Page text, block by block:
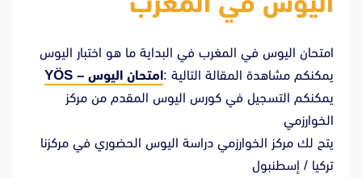
امتحان اليوس في المغرب في البداية ما هو اختبار اليوس
يمكنكم مشاهدة المقالة التالية :امتحان اليوس – YÖS
يمكنكم التسجيل في كورس اليوس المقدم من مركز
الخوارزمي
يتح لك مركز الخوارزمي دراسة اليوس الحضوري في مركزنا
تركيا / إسطنبول